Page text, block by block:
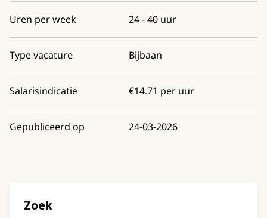
Uren per week 24 - 40 uur
Type vacature Bijbaan
Salarisindicatie €14.71 per uur
Gepubliceerd op 24-03-2026
Zoek